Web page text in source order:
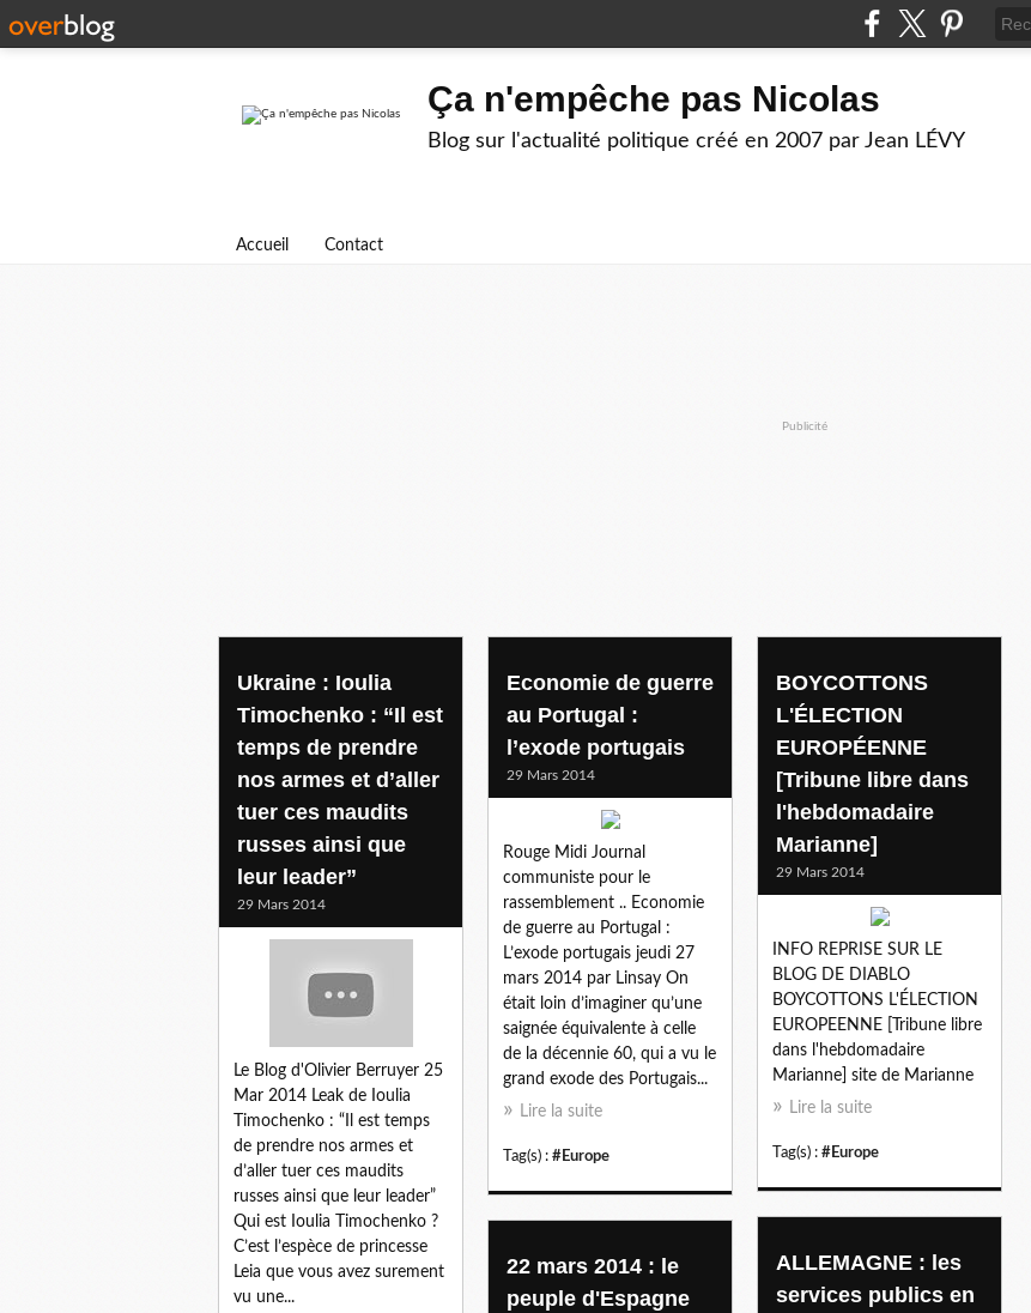
Ça n'empêche pas Nicolas
Blog sur l'actualité politique créé en 2007 par Jean LÉVY
Accueil Contact
Publicité
europe
Ukraine : Ioulia
Timochenko : “Il est
temps de prendre
nos armes et d’aller
tuer ces maudits
russes ainsi que
leur leader”
29 Mars 2014
Le Blog d'Olivier Berruyer 25
Mar 2014 Leak de Ioulia
Timochenko : “Il est temps
de prendre nos armes et
d’aller tuer ces maudits
russes ainsi que leur leader”
Qui est Ioulia Timochenko ?
C’est l’espèce de princesse
Leia que vous avez surement
vu une...
Economie de guerre
au Portugal :
l’exode portugais
29 Mars 2014
Rouge Midi Journal
communiste pour le
rassemblement .. Economie
de guerre au Portugal :
L’exode portugais jeudi 27
mars 2014 par Linsay On
était loin d’imaginer qu’une
saignée équivalente à celle
de la décennie 60, qui a vu le
grand exode des Portugais...
Lire la suite
Tag(s) : #Europe
BOYCOTTONS
L'ÉLECTION
EUROPÉENNE
[Tribune libre dans
l'hebdomadaire
Marianne]
29 Mars 2014
INFO REPRISE SUR LE
BLOG DE DIABLO
BOYCOTTONS L'ÉLECTION
EUROPEENNE [Tribune libre
dans l'hebdomadaire
Marianne] site de Marianne
Lire la suite
Tag(s) : #Europe
ALLEMAGNE : les
services publics en
22 mars 2014 : le
peuple d'Espagne